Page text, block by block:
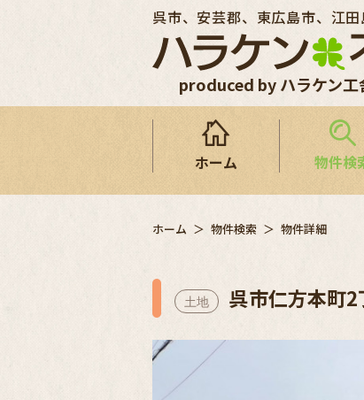
produced by ハラケン工
呉市、安芸郡、東広島市、江
ホーム 物件検
ホーム 物件検索 物件詳細
土地 呉市仁方本町2